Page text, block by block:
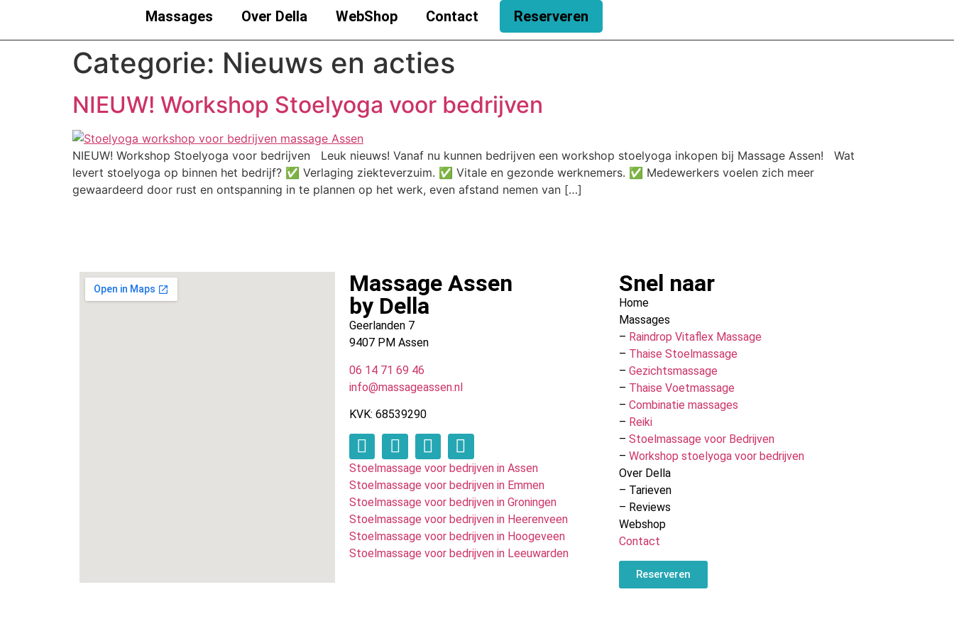
Massages Over Della WebShop Contact Reserveren
Categorie: Nieuws en acties
NIEUW! Workshop Stoelyoga voor bedrijven
NIEUW! Workshop Stoelyoga voor bedrijven Leuk nieuws! Vanaf nu kunnen bedrijven een workshop stoelyoga inkopen bij Massage Assen! Wat
levert stoelyoga op binnen het bedrijf? ✅ Verlaging ziekteverzuim. ✅ Vitale en gezonde werknemers. ✅ Medewerkers voelen zich meer
gewaardeerd door rust en ontspanning in te plannen op het werk, even afstand nemen van […]
Massage Assen
by Della
Geerlanden 7
9407 PM Assen
06 14 71 69 46
info@massageassen.nl
KVK: 68539290
Stoelmassage voor bedrijven in Assen
Stoelmassage voor bedrijven in Emmen
Stoelmassage voor bedrijven in Groningen
Stoelmassage voor bedrijven in Heerenveen
Stoelmassage voor bedrijven in Hoogeveen
Stoelmassage voor bedrijven in Leeuwarden
Snel naar
Home
Massages
– Raindrop Vitaflex Massage
– Thaise Stoelmassage
– Gezichtsmassage
– Thaise Voetmassage
– Combinatie massages
– Reiki
– Stoelmassage voor Bedrijven
– Workshop stoelyoga voor bedrijven
Over Della
– Tarieven
– Reviews
Webshop
Contact
Reserveren